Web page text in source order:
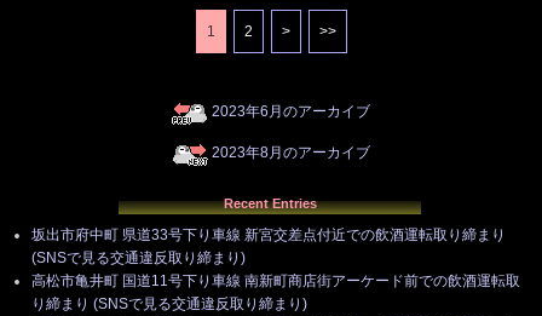
1 2 > >>
2023年6月のアーカイブ
2023年8月のアーカイブ
Recent Entries
坂出市府中町 県道33号下り車線 新宮交差点付近での飲酒運転取り締まり
(SNSで見る交通違反取り締まり)
高松市亀井町 国道11号下り車線 南新町商店街アーケード前での飲酒運転取
り締まり (SNSで見る交通違反取り締まり)